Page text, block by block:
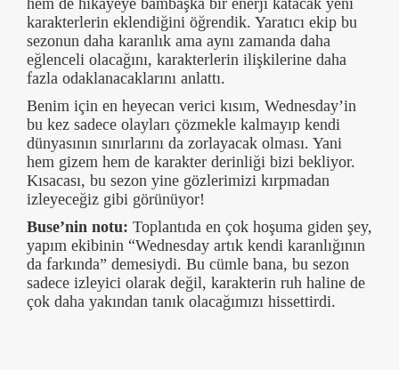
hem de hikâyeye bambaşka bir enerji katacak yeni
karakterlerin eklendiğini öğrendik. Yaratıcı ekip bu
sezonun daha karanlık ama aynı zamanda daha
eğlenceli olacağını, karakterlerin ilişkilerine daha
fazla odaklanacaklarını anlattı.
Benim için en heyecan verici kısım, Wednesday’in
bu kez sadece olayları çözmekle kalmayıp kendi
dünyasının sınırlarını da zorlayacak olması. Yani
hem gizem hem de karakter derinliği bizi bekliyor.
Kısacası, bu sezon yine gözlerimizi kırpmadan
izleyeceğiz gibi görünüyor!
Buse’nin notu: Toplantıda en çok hoşuma giden şey,
yapım ekibinin “Wednesday artık kendi karanlığının
da farkında” demesiydi. Bu cümle bana, bu sezon
sadece izleyici olarak değil, karakterin ruh haline de
çok daha yakından tanık olacağımızı hissettirdi.